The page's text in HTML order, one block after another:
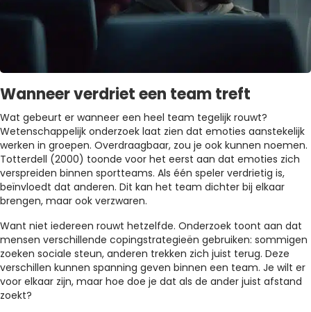
Wanneer verdriet een team treft
Wat gebeurt er wanneer een heel team tegelijk rouwt?
Wetenschappelijk onderzoek laat zien dat emoties aanstekelijk
werken in groepen. Overdraagbaar, zou je ook kunnen noemen.
Totterdell (2000) toonde voor het eerst aan dat emoties zich
verspreiden binnen sportteams. Als één speler verdrietig is,
beïnvloedt dat anderen. Dit kan het team dichter bij elkaar
brengen, maar ook verzwaren.
Want niet iedereen rouwt hetzelfde. Onderzoek toont aan dat
mensen verschillende copingstrategieën gebruiken: sommigen
zoeken sociale steun, anderen trekken zich juist terug. Deze
verschillen kunnen spanning geven binnen een team. Je wilt er
voor elkaar zijn, maar hoe doe je dat als de ander juist afstand
zoekt?